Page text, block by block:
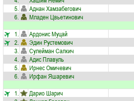
5.
Аднан Хамзабегович
6.
Младен Цвьетинович
1. Ардонис Муцай
2.
Эдин Рустемович
3.
Сулейман Салкич
4.
Адис Плавуль
5.
Ирнес Омичевич
6.
Ирфан Яшаревич
1. Дарио Шарич